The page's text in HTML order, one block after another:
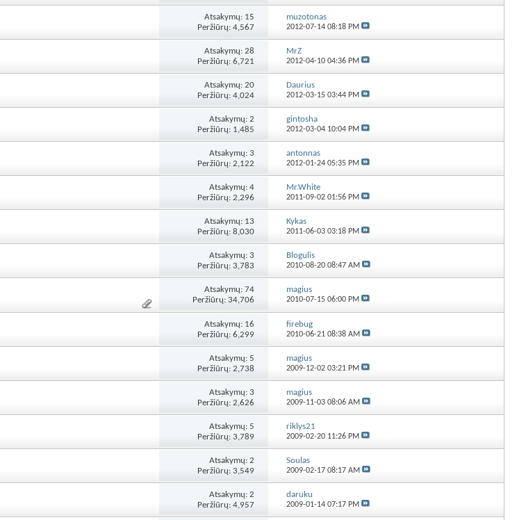
Atsakymų: 15
Peržiūrų: 4,567
muzotonas
2012-07-1408:18 PM
Atsakymų: 28
Peržiūrų: 6,721
MrZ
2012-04-1004:36 PM
Atsakymų: 20
Peržiūrų: 4,024
Daurius
2012-03-1503:44 PM
Atsakymų: 2
Peržiūrų: 1,485
gintosha
2012-03-04 10:04 PM
Atsakymų: 3
Peržiūrų: 2,122
antonnas
2012-01-2405:35 PM
Atsakymų: 4
Peržiūrų: 2,296
Mr.White
2011-09-0201:56 PM
Atsakymų: 13
Peržiūrų: 8,030
Kykas
2011-06-0303:18 PM
Atsakymų: 3
Peržiūrų: 3,783
Blogulis
2010-08-2008:47 AM
Atsakymų: 74
Peržiūrų: 34,706
magius
2010-07-1506:00 PM
Atsakymų: 16
Peržiūrų: 6,299
firebug
2010-06-2108:38 AM
Atsakymų: 5
Peržiūrų: 2,738
magius
2009-12-0203:21 PM
Atsakymų: 3
Peržiūrų: 2,626
magius
2009-11-0308:06 AM
Atsakymų: 5
Peržiūrų: 3,789
riklys21
2009-02-20 11:26 PM
Atsakymų: 2
Peržiūrų: 3,549
Soulas
2009-02-1708:17 AM
Atsakymų: 2
Peržiūrų: 4,957
daruku
2009-01-1407:17 PM